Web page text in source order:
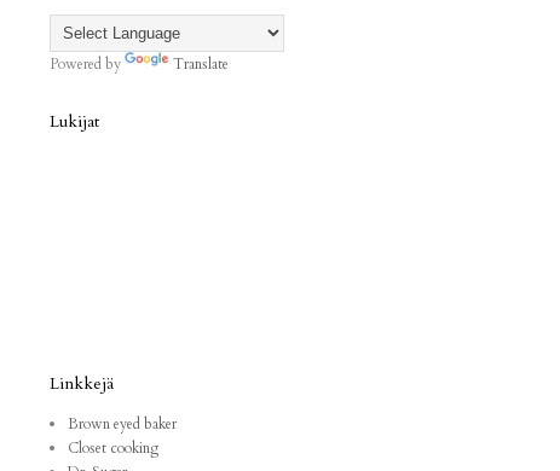
Powered by Translate
Lukijat
Linkkejä
Brown eyed baker
Closet cooking